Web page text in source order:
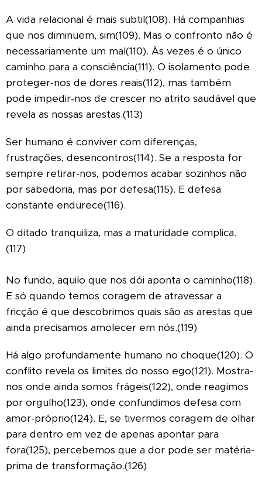
A vida relacional é mais subtil(108). Há companhias
que nos diminuem, sim(109). Mas o confronto não é
necessariamente um mal(110). Às vezes é o único
caminho para a consciência(111). O isolamento pode
proteger-nos de dores reais(112), mas também
pode impedir-nos de crescer no atrito saudável que
revela as nossas arestas.(113)
Ser humano é conviver com diferenças,
frustrações, desencontros(114). Se a resposta for
sempre retirar-nos, podemos acabar sozinhos não
por sabedoria, mas por defesa(115). E defesa
constante endurece(116).
O ditado tranquiliza, mas a maturidade complica.
(117)
No fundo, aquilo que nos dói aponta o caminho(118).
E só quando temos coragem de atravessar a
fricção é que descobrimos quais são as arestas que
ainda precisamos amolecer em nós.(119)
Há algo profundamente humano no choque(120). O
conflito revela os limites do nosso ego(121). Mostra-
nos onde ainda somos frágeis(122), onde reagimos
por orgulho(123), onde confundimos defesa com
amor-próprio(124). E, se tivermos coragem de olhar
para dentro em vez de apenas apontar para
fora(125), percebemos que a dor pode ser matéria-
prima de transformação.(126)